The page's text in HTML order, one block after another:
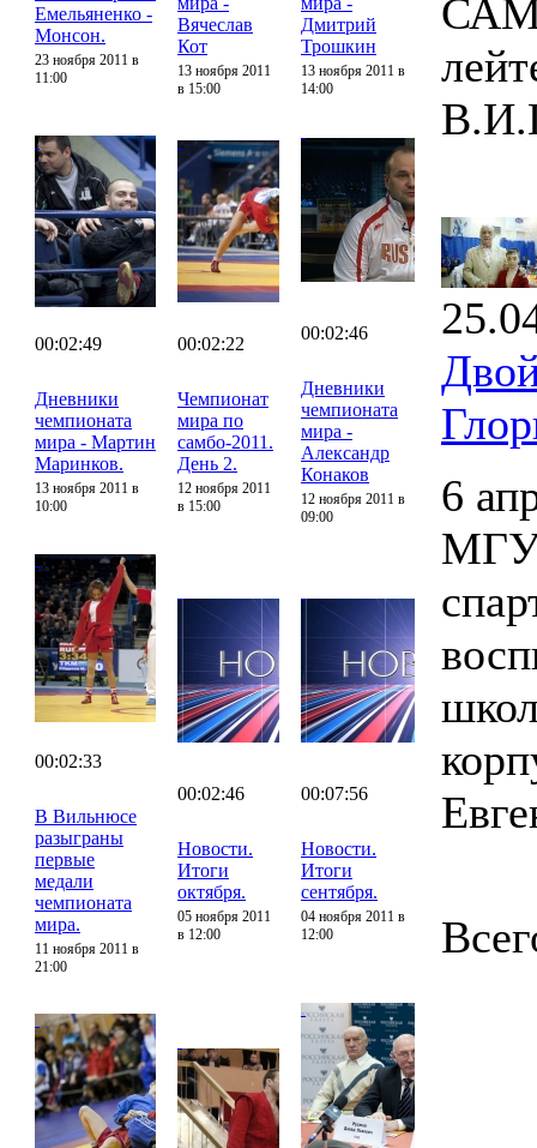
Емельяненко -
Монсон.
23 ноября 2011 в
11:00
Вячеслав
Кот
13 ноября 2011
в 15:00
Дмитрий
Трошкин
13 ноября 2011 в
14:00
00:02:49
Дневники
чемпионата
мира - Мартин
Маринков.
13 ноября 2011 в
10:00
00:02:22
Чемпионат
мира по
самбо-2011.
День 2.
12 ноября 2011
в 15:00
00:02:46
Дневники
чемпионата
мира -
Александр
Конаков
12 ноября 2011 в
09:00
00:02:33
В Вильнюсе
разыграны
первые
медали
чемпионата
мира.
11 ноября 2011 в
21:00
00:02:46
Новости.
Итоги
октября.
05 ноября 2011
в 12:00
00:07:56
Новости.
Итоги
сентября.
04 ноября 2011 в
12:00
6